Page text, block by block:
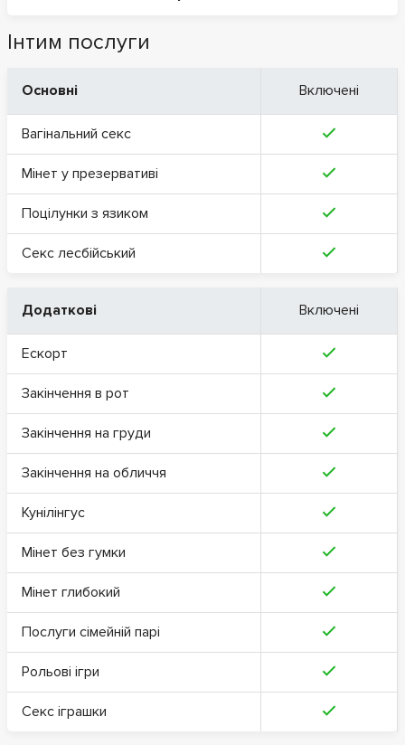
Інтим послуги
Основні Включені
Вагінальний секс
Мінет у презервативі
Поцілунки з язиком
Секс лесбійський
Додаткові Включені
Ескорт
Закінчення в рот
Закінчення на груди
Закінчення на обличчя
Кунілінгус
Мінет без гумки
Мінет глибокий
Послуги сімейній парі
Рольові ігри
Секс іграшки